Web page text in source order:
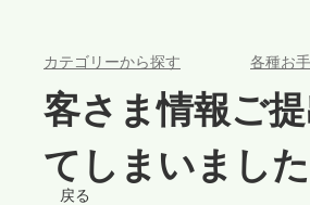
カテゴリーから探す 各種お
客さま情報ご
てしまいました
戻る